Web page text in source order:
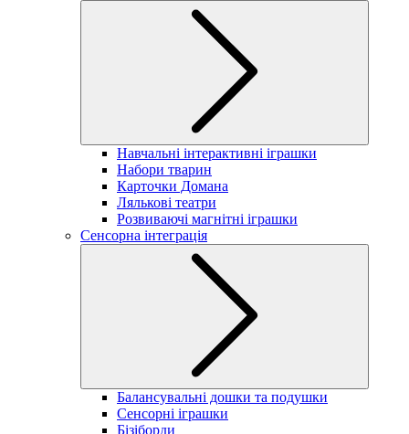
Навчальні інтерактивні іграшки
Набори тварин
Карточки Домана
Лялькові театри
Розвиваючі магнітні іграшки
Сенсорна інтеграція
Балансувальні дошки та подушки
Сенсорні іграшки
Бізіборди